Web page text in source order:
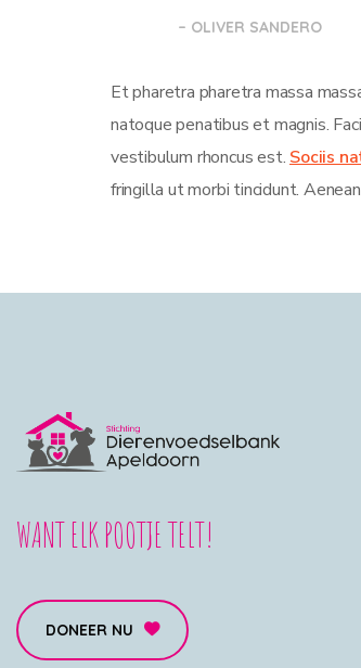
– OLIVER SANDERO
Et pharetra pharetra massa
natoque penatibus et magnis.
vestibulum rhoncus est. Sociis
fringilla ut morbi tincidunt.
WANT ELK POOTJE TELT!
DONEER NU